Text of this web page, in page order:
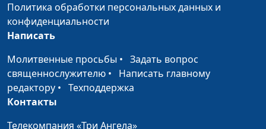
дороге
Красивые зубки у
Учиться или
молиться?
Надежда Исакова
Политика обработки персональных данных и
конфиденциальности
Написать
Молитвенные просьбы • Задать вопрос
священнослужителю • Написать главному
редактору • Техподдержка
Контакты
Телекомпания «Три Ангела»